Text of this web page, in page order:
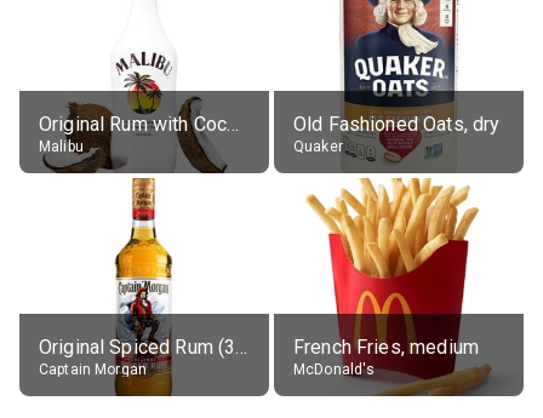
Original Rum with Coconut Flavour (21% alc.)
Malibu
Old Fashioned Oats, dry
Quaker
Original Spiced Rum (35% alc.)
Captain Morgan
French Fries, medium
McDonald's